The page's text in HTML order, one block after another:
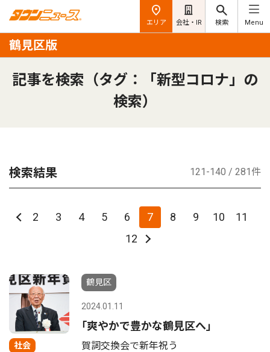
エリア 会社・IR 検索 Menu
鶴見区版
記事を検索（タグ：「新型コロナ」の
検索）
検索結果 121-140 / 281件
2 3 4 5 6 7 8 9 10
11
12
社会
鶴見区
2024.01.11
｢爽やかで豊かな鶴見区へ｣
賀詞交換会で新年祝う